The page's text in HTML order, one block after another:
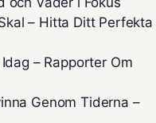
– Hitta Ditt Perfekta
– Rapporter Om
Genom Tiderna –